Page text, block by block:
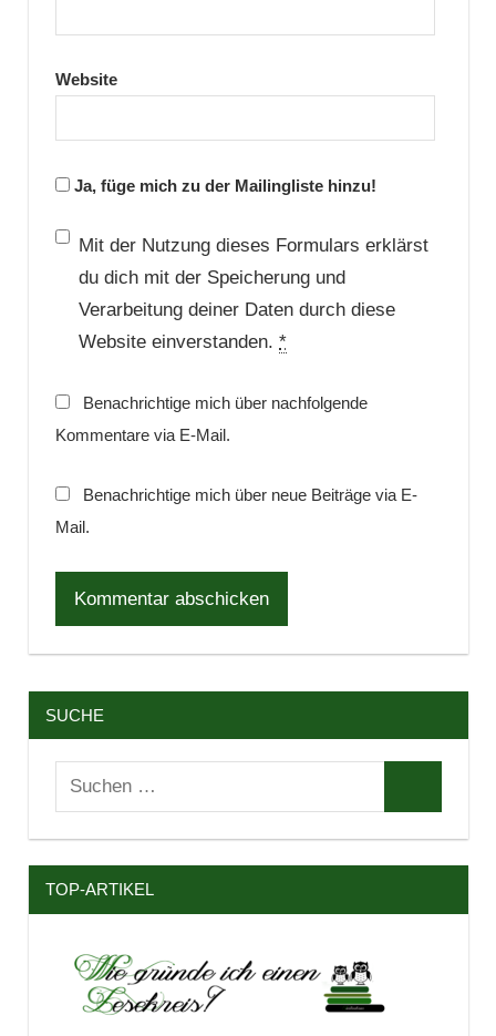
Website
Ja, füge mich zu der Mailingliste hinzu!
Mit der Nutzung dieses Formulars erklärst
du dich mit der Speicherung und
Verarbeitung deiner Daten durch diese
Website einverstanden. *
Benachrichtige mich über nachfolgende
Kommentare via E-Mail.
Benachrichtige mich über neue Beiträge via E-
Mail.
SUCHE
Suchen
TOP-ARTIKEL